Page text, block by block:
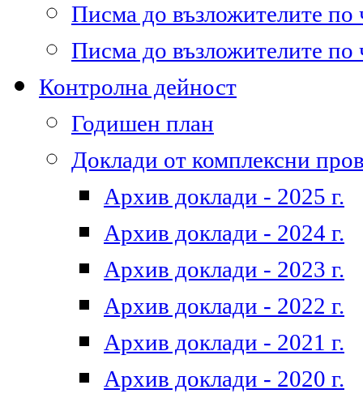
Писма до възложителите по
Писма до възложителите по
Контролна дейност
Годишен план
Доклади от комплексни
Архив доклади - 2025 г.
Архив доклади - 2024 г.
Архив доклади - 2023 г.
Архив доклади - 2022 г.
Архив доклади - 2021 г.
Архив доклади - 2020 г.